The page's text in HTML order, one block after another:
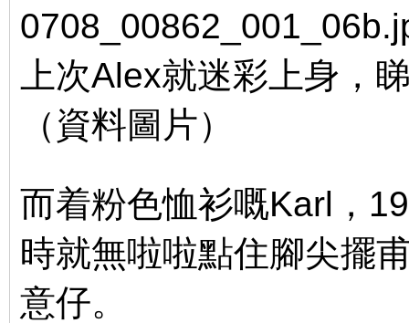
上次Alex就迷彩上身，
（資料圖片）
而着粉色恤衫嘅Karl，
時就無啦啦點住腳尖擺
意仔。